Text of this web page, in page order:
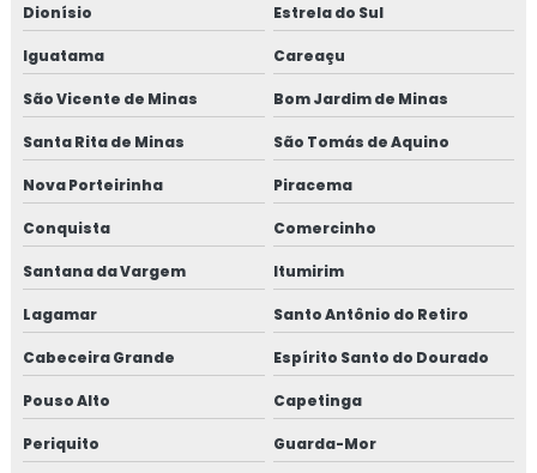
Dionísio Estrela do Sul
Iguatama Careaçu
São Vicente de Minas Bom Jardim de Minas
Santa Rita de Minas São Tomás de Aquino
Nova Porteirinha Piracema
Conquista Comercinho
Santana da Vargem Itumirim
Lagamar Santo Antônio do Retiro
Cabeceira Grande Espírito Santo do Dourado
Pouso Alto Capetinga
Periquito Guarda-Mor